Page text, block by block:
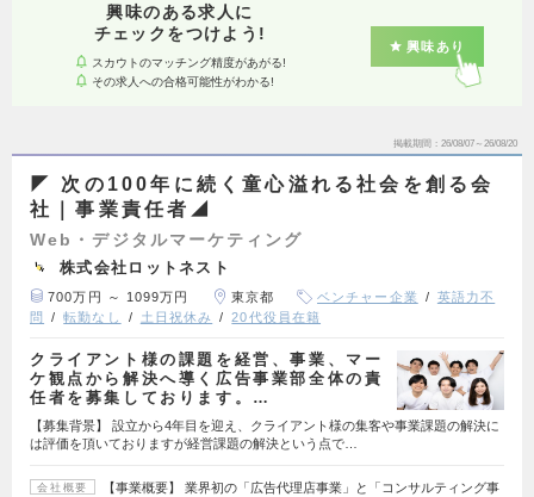
興味のある求人に
チェックをつけよう!
スカウトのマッチング精度があがる!
その求人への合格可能性がわかる!
興味あり
掲載期間 26/08/07～26/08/20
◤ 次の100年に続く童心溢れる社会を創る会
社｜事業責任者◢
Web・デジタルマーケティング
株式会社ロットネスト
700万円 ～ 1099万円 東京都 ベンチャー企業
英語力不
問
転勤なし 土日祝休み 20代役員在籍
クライアント様の課題を経営、事業、マー
ケ観点から解決へ導く広告事業部全体の責
任者を募集しております。…
【募集背景】 設立から4年目を迎え、クライアント様の集客や事業課題の解決に
は評価を頂いておりますが経営課題の解決という点で…
会社概要
【事業概要】 業界初の「広告代理店事業」と「コンサルティング事